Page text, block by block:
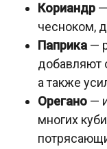
Кориандр
чесноком,
Паприка —
добавляют
а также
Орегано —
многих